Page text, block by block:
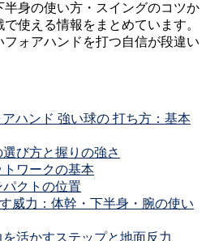
身の使い方・スイングのコツか
使える情報をまとめています。
ォアハンドを打つ自信が段違い
ハンド 強い球の 打ち方：基本
び方と握りの強さ
ワークの基本
クトの位置
威力：体幹・下半身・腕の使い
活かすステップと地面反力